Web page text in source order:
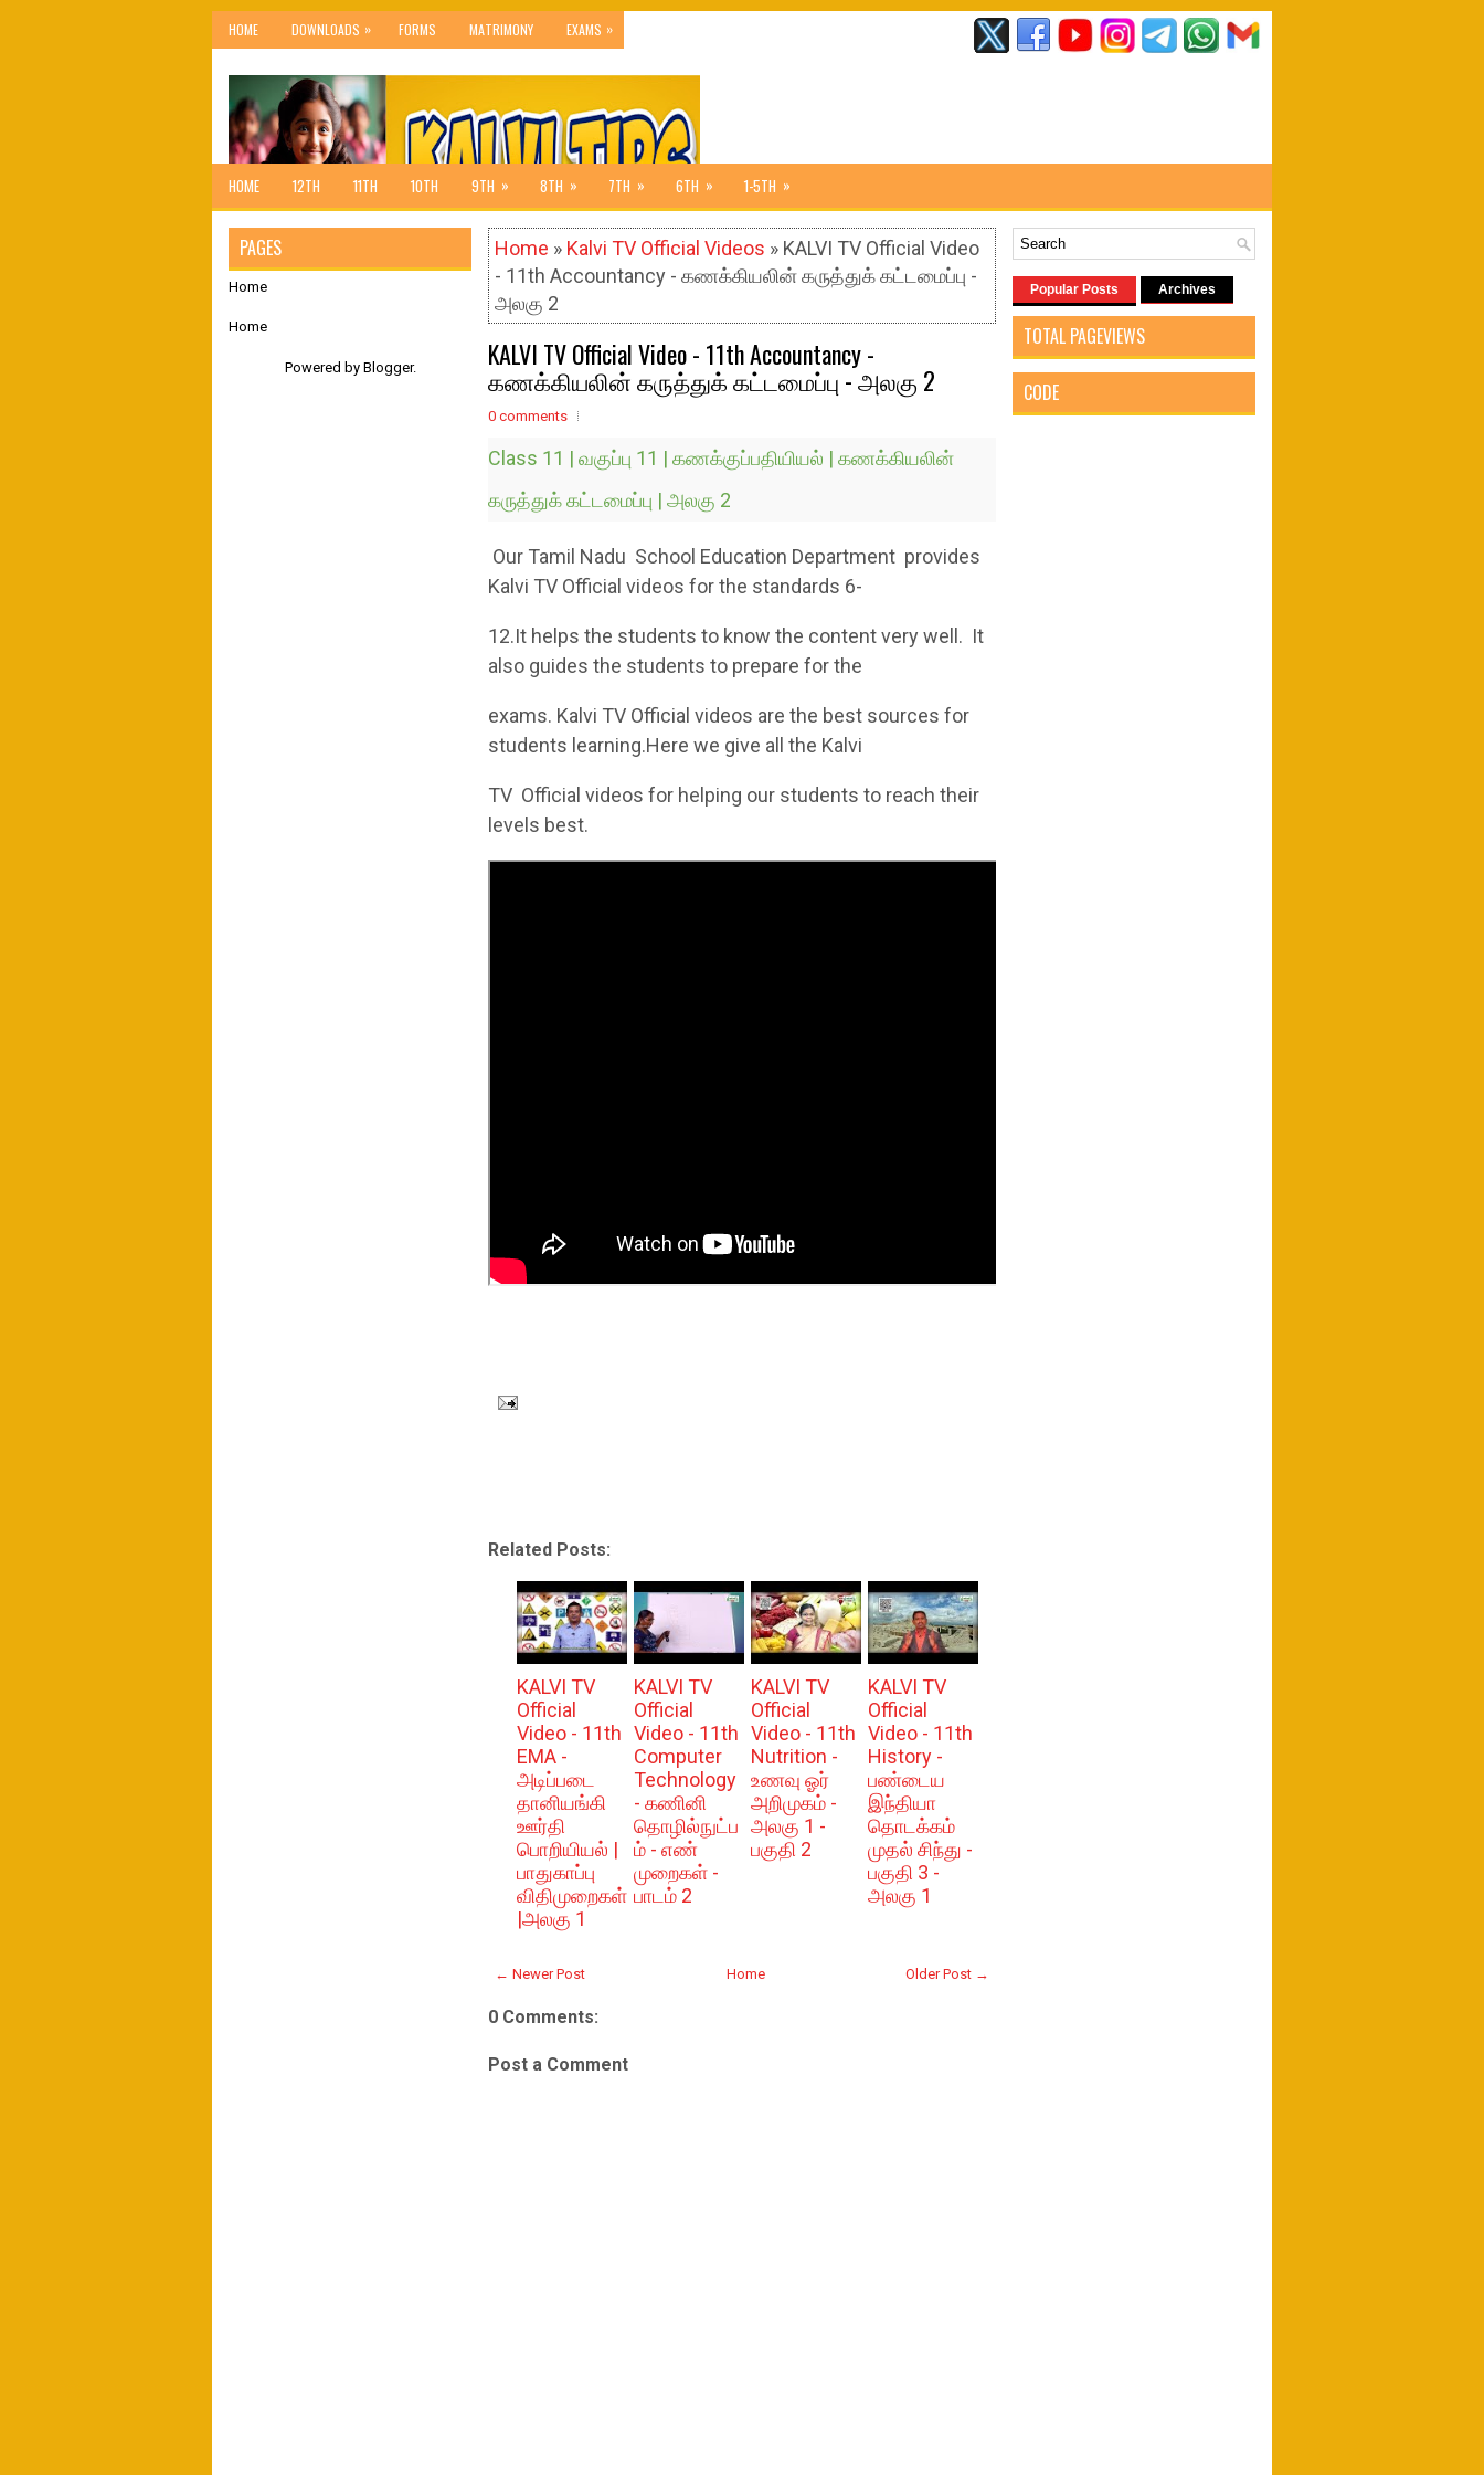
HOME DOWNLOADS » FORMS MATRIMONY EXAMS »
HOME 12TH 11TH 10TH 9TH » 8TH » 7TH » 6TH » 1-5TH »
Home » Kalvi TV Official Videos » KALVI TV Official Video
- 11th Accountancy - கணக்கியலின் கருத்துக் கட்டமைப்பு -
அலகு 2
KALVI TV Official Video - 11th Accountancy -
கணக்கியலின் கருத்துக் கட்டமைப்பு - அலகு 2
0 comments
Class 11 | வகுப்பு 11 | கணக்குப்பதியியல் | கணக்கியலின்
கருத்துக் கட்டமைப்பு | அலகு 2
Our Tamil Nadu School Education Department provides
Kalvi TV Official videos for the standards 6-
12.It helps the students to know the content very well. It
also guides the students to prepare for the
exams. Kalvi TV Official videos are the best sources for
students learning.Here we give all the Kalvi
TV Official videos for helping our students to reach their
levels best.
Related Posts:
KALVI TV
Official
Video - 11th
EMA -
அடிப்படை
தானியங்கி
ஊர்தி
பொறியியல் |
பாதுகாப்பு
விதிமுறைகள்
|அலகு 1
KALVI TV
Official
Video - 11th
Computer
Technology
- கணினி
தொழில்நுட்ப
ம் - எண்
முறைகள் -
பாடம் 2
KALVI TV
Official
Video - 11th
Nutrition -
உணவு ஓர்
அறிமுகம் -
அலகு 1 -
பகுதி 2
KALVI TV
Official
Video - 11th
History -
பண்டைய
இந்தியா
தொடக்கம்
முதல் சிந்து -
பகுதி 3 -
அலகு 1
← Newer Post Older Post →
Home
0 Comments:
Post a Comment
PAGES
Home
Home
Powered by Blogger.
Popular Posts Archives
TOTAL PAGEVIEWS
CODE